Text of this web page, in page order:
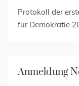
Protokoll der
für Demokratie
Anmeldung